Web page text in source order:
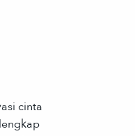
cinta